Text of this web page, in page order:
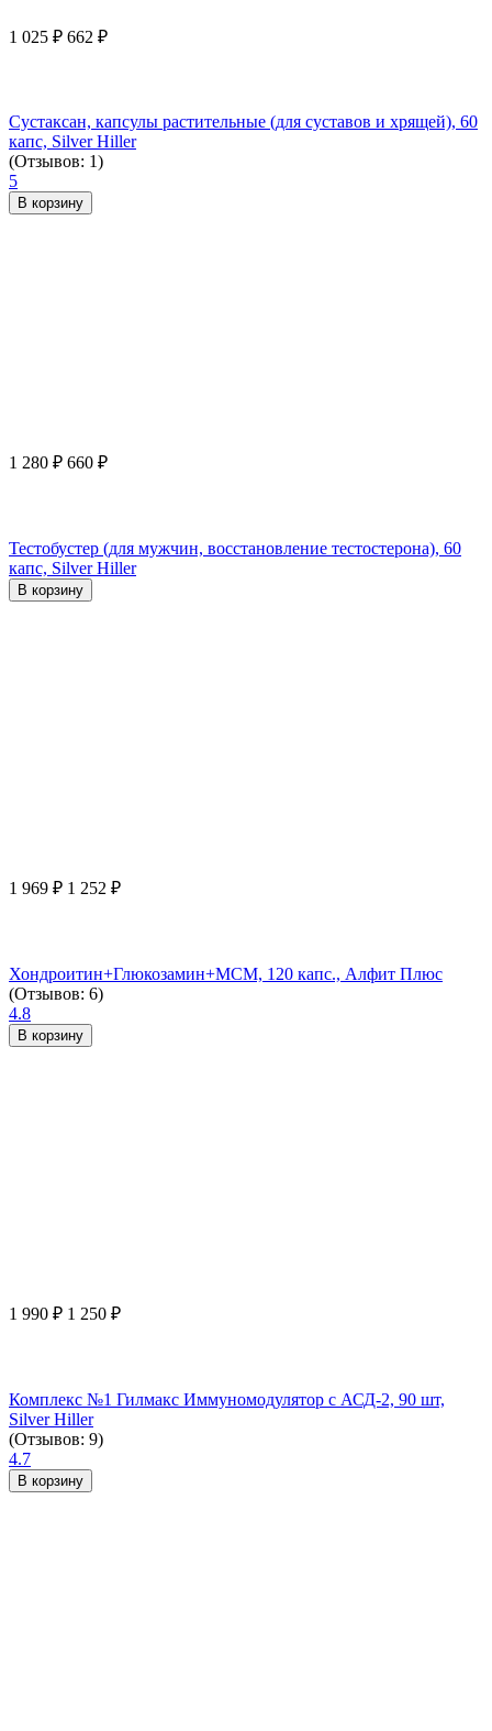
1 025 ₽ 662 ₽
Сустаксан, капсулы растительные (для суставов и хрящей), 60
капс, Silver Hiller
(Отзывов: 1)
5
В корзину
1 280 ₽ 660 ₽
Тестобустер (для мужчин, восстановление тестостерона), 60
капс, Silver Hiller
В корзину
1 969 ₽ 1 252 ₽
Хондроитин+Глюкозамин+МСМ, 120 капс., Алфит Плюс
(Отзывов: 6)
4.8
В корзину
1 990 ₽ 1 250 ₽
Комплекс №1 Гилмакс Иммуномодулятор с АСД-2, 90 шт,
Silver Hiller
(Отзывов: 9)
4.7
В корзину